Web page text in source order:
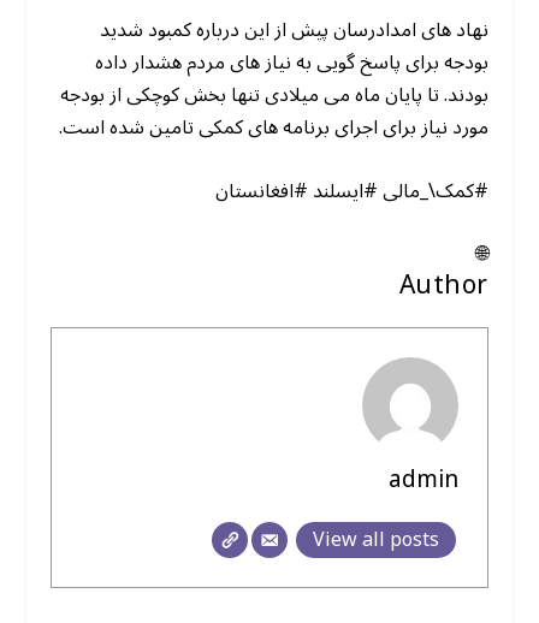
نهاد های امدادرسان پیش از این درباره کمبود شدید
بودجه برای پاسخ گویی به نیاز های مردم هشدار داده
بودند. تا پایان ماه می میلادی تنها بخش کوچکی از بودجه
مورد نیاز برای اجرای برنامه های کمکی تامین شده است.
#کمک\_مالی #ایسلند #افغانستان
🌐
Author
admin
View all posts